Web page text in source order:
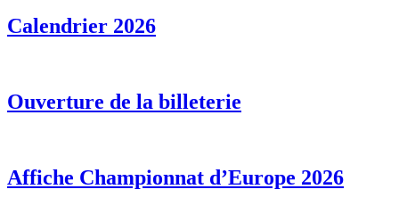
Calendrier 2026
Ouverture de la billeterie
Affiche Championnat d’Europe 2026